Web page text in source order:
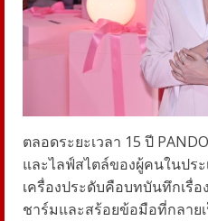
ตลอดระยะเวลา 15 ปี
และไลฟ์สไตล์ของผู้คนในปร
เครื่องประดับคือบทบันทึกเรื่
ชาร์มและสร้อยข้อมือที่กลา